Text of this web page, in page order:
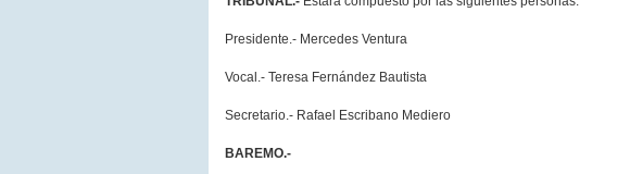
Presidente.- Mercedes Ventura
Vocal.- Teresa Fernández Bautista
Secretario.- Rafael Escribano Mediero
BAREMO.-